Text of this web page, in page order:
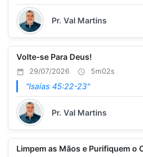
Pr. Val Martins
Volte-se Para Deus!
29/07/2026 5m02s
"Isaías 45:22-23"
Pr. Val Martins
Limpem as Mãos e Purifiquem o